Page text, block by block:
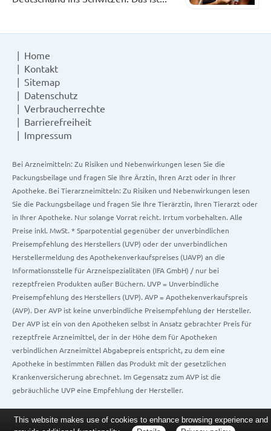
Home
Kontakt
Sitemap
Datenschutz
Verbraucherrechte
Barrierefreiheit
Impressum
Bei Arzneimitteln: Zu Risiken und Nebenwirkungen lesen Sie die
Packungsbeilage und fragen Sie Ihre Ärztin, Ihren Arzt oder in Ihrer
Apotheke. Bei Tierarzneimitteln: Zu Risiken und Nebenwirkungen lesen
Sie die Packungsbeilage und fragen Sie Ihre Tierärztin, Ihren Tierarzt oder
in Ihrer Apotheke. Nur solange Vorrat reicht. Irrtum vorbehalten. Alle
Preise inkl. MwSt. * Sparpotential gegenüber der unverbindlichen
Preisempfehlung des Herstellers (UVP) oder der unverbindlichen
Herstellermeldung des Apothekenverkaufspreises (UAVP) an die
Informationsstelle für Arzneispezialitäten (IFA GmbH) / nur bei
rezeptfreien Produkten außer Büchern. UVP = Unverbindliche
Preisempfehlung des Herstellers (UVP). AVP = Apothekenverkaufspreis
(AVP). Der AVP ist keine unverbindliche Preisempfehlung der Hersteller.
Der AVP ist ein von den Apotheken selbst in Ansatz gebrachter Preis für
rezeptfreie Arzneimittel, der in der Höhe dem für Apotheken
verbindlichen Arzneimittel Abgabepreis entspricht, zu dem eine
Apotheke in bestimmten Fällen das Produkt mit der gesetzlichen
Krankenversicherung abrechnet. Im Gegensatz zum AVP ist die
gebräuchliche UVP eine Empfehlung der Hersteller.
This website makes use of cookies to enhance browsing experience and